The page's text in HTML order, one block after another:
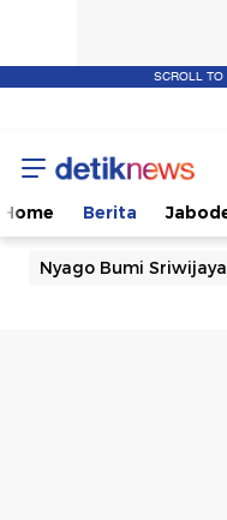
SCROLL TO
Home Berita
Nyago Bumi Sriwijaya